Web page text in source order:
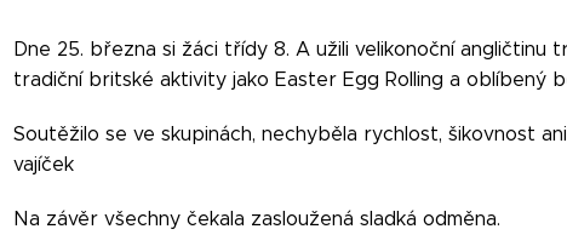
Dne 25. března si žáci třídy 8. A užili velikonoční angličtinu
tradiční britské aktivity jako Easter Egg Rolling a oblíbený
Soutěžilo se ve skupinách, nechyběla rychlost, šikovnost
vajíček 😄
Na závěr všechny čekala zasloužená sladká odměna.